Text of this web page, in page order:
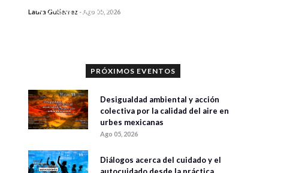
0 veces compartido
Laura Gutiérrez -Ago 05, 2026
PRÓXIMOS EVENTOS
Desigualdad ambiental y acción
colectiva por la calidad del aire en
urbes mexicanas
Ago 05, 2026
Diálogos acerca del cuidado y el